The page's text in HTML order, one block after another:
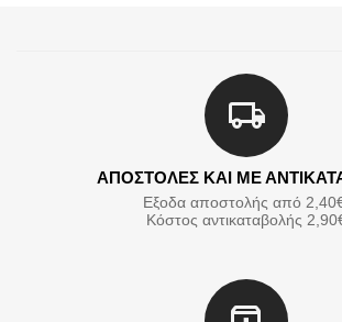
ΑΠΟΣΤΟΛΕΣ ΚΑΙ ΜΕ
Εξοδα αποστολής από
Κόστος αντικαταβολής